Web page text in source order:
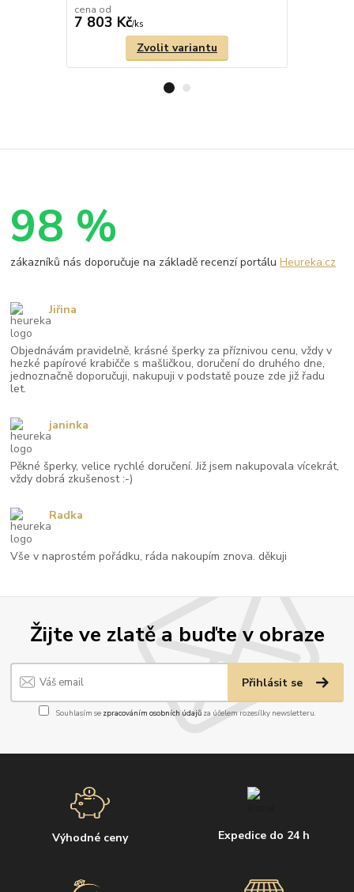
cena od
7 803 Kč/ks
Zvolit variantu
Žijte ve zlatě a buďte v obraze
Přihlásit se
Souhlasím se zpracováním osobních údajůza účelem rozesílky newsletteru.
Výhodné ceny Expedice do 24 h
98 %
zákazníků nás doporučuje na základě recenzí portáluHeureka.cz
Objednávám pravidelně, krásné šperky za příznivou cenu, vždy v
hezké papírové krabičče s mašličkou, doručení do druhého dne,
jednoznačně doporučuji, nakupuji v podstatě pouze zde již řadu
let.
Jiřina
Pěkné šperky, velice rychlé doručení. Již jsem nakupovala vícekrát,
vždy dobrá zkušenost :-)
janinka
Vše v naprostém pořádku, ráda nakoupím znova. děkuji
Radka